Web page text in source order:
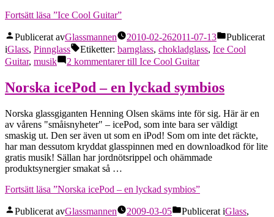
Fortsätt läsa ”Ice Cool Guitar”
Publicerat avGlassmannen 2010-02-262011-07-13
Publicerat
iGlass, Pinnglass Etiketter: barnglass, chokladglass, Ice Cool
Guitar, musik 2 kommentarertill Ice Cool Guitar
Norska icePod – en lyckad symbios
Norska glassgiganten Henning Olsen skäms inte för sig. Här är en
av vårens "småisnyheter" – icePod, som inte bara ser väldigt
smaskig ut. Den ser även ut som en iPod! Som om inte det räckte,
har man dessutom kryddat glasspinnen med en downloadkod för lite
gratis musik! Sällan har jordnötsrippel och ohämmade
produktsynergier smakat så …
Fortsätt läsa ”Norska icePod – en lyckad symbios”
Publicerat avGlassmannen 2009-03-05 Publicerat iGlass,